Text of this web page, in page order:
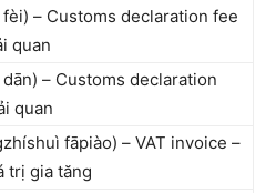
fèi) – Customs declaration fee
quan
– Customs declaration
quan
fāpiào) – VAT invoice –
trị gia tăng